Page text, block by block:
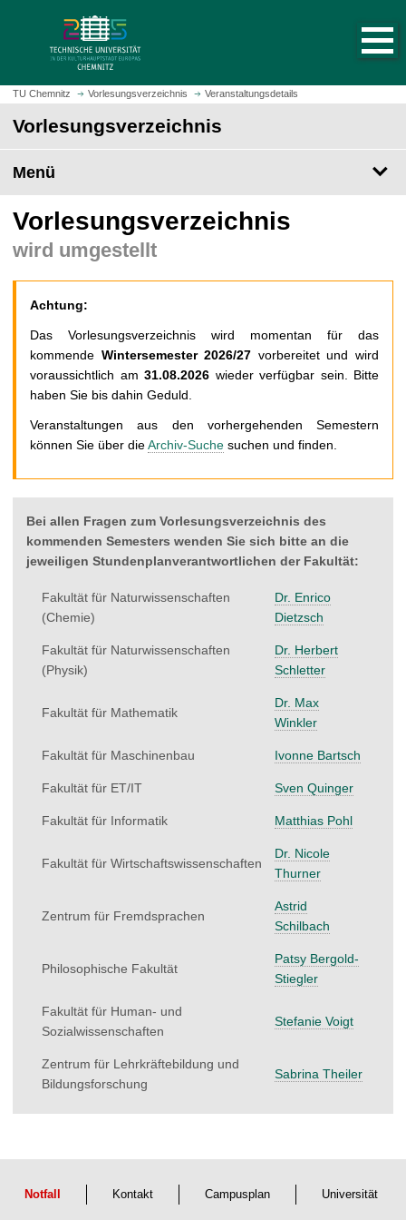
z
m
t
e
i
t
u
f
e
n
TU Chemnitz Vorlesungsverzeichnis Veranstaltungsdetails
Vorlesungsverzeichnis
Menü
Vorlesungsverzeichnis
wird umgestellt
Achtung:
Das Vorlesungsverzeichnis wird momentan für das
kommende Wintersemester 2026/27 vorbereitet und wird
voraussichtlich am 31.08.2026 wieder verfügbar sein. Bitte
haben Sie bis dahin Geduld.
Veranstaltungen aus den vorhergehenden Semestern
können Sie über dieArchiv-Suche suchen und finden.
Bei allen Fragen zum Vorlesungsverzeichnis des
kommenden Semesters wenden Sie sich bitte an die
jeweiligen Stundenplanverantwortlichen der Fakultät:
Fakultät für Naturwissenschaften
(Chemie)
Dr. Enrico
Dietzsch
Fakultät für Naturwissenschaften
(Physik)
Dr. Herbert
Schletter
Fakultät für Mathematik
Dr. Max
Winkler
Fakultät für Maschinenbau Ivonne Bartsch
Fakultät für ET/IT Sven Quinger
Fakultät für Informatik Matthias Pohl
Fakultät für Wirtschaftswissenschaften
Dr. Nicole
Thurner
Zentrum für Fremdsprachen
Astrid
Schilbach
Philosophische Fakultät
Patsy Bergold-
Stiegler
Fakultät für Human- und
Sozialwissenschaften
Stefanie Voigt
Zentrum für Lehrkräftebildung und
Bildungsforschung
Sabrina Theiler
Notfall Kontakt Campusplan Universität